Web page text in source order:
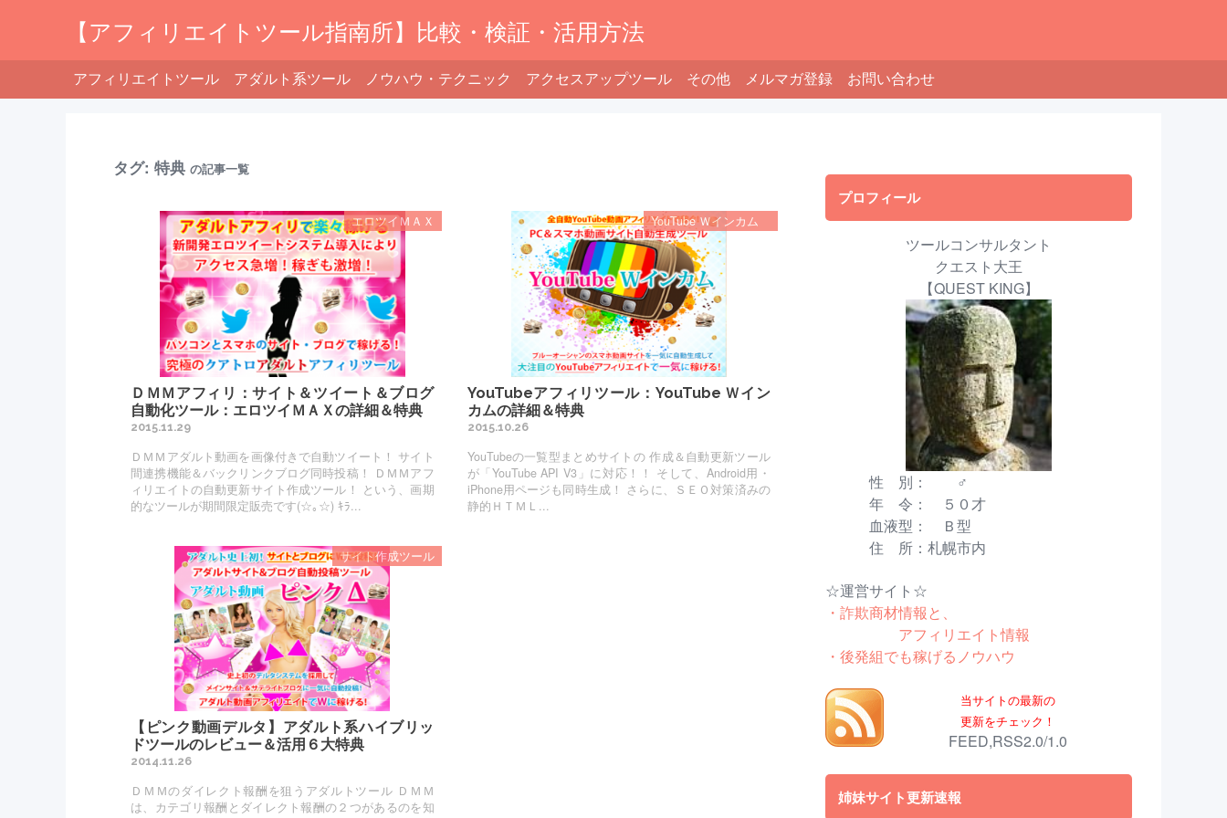
【アフィリエイトツール指南所】比較・検証・活用方法
アフィリエイトツール アダルト系ツール ノウハウ・テクニック アクセスアップツール その他 メルマガ登録 お問い合わせ
タグ: 特典 の記事一覧
ＤＭＭアフィリ：サイト＆ツイート＆ブログ
自動化ツール：エロツイＭＡＸの詳細＆特典
2015.11.29
エロツイＭＡＸ
ＤＭＭアダルト動画を画像付きで自動ツイート！ サイト
間連携機能＆バックリンクブログ同時投稿！ ＤＭＭアフ
ィリエイトの自動更新サイト作成ツール！ という、画期
的なツールが期間限定販売です(☆｡☆) ｷﾗ...
YouTubeアフィリツール：YouTube Ｗイン
カムの詳細＆特典
2015.10.26
YouTube Ｗインカム
YouTubeの一覧型まとめサイトの 作成＆自動更新ツール
が「YouTube API V3」に対応！！ そして、Android用・
iPhone用ページも同時生成！ さらに、ＳＥＯ対策済みの
静的ＨＴＭＬ...
【ピンク動画デルタ】アダルト系ハイブリッ
ドツールのレビュー＆活用６大特典
2014.11.26
サイト作成ツール
ＤＭＭのダイレクト報酬を狙うアダルトツール ＤＭＭ
は、カテゴリ報酬とダイレクト報酬の２つがあるのを知
プロフィール
ツールコンサルタント
クエスト大王
【QUEST KING】
性 別： ♂
年 令： ５０才
血液型： Ｂ型
住 所：札幌市内
☆運営サイト☆
・詐欺商材情報と、
アフィリエイト情報
・後発組でも稼げるノウハウ
当サイトの最新の
更新をチェック！
FEED,RSS2.0/1.0
姉妹サイト更新速報